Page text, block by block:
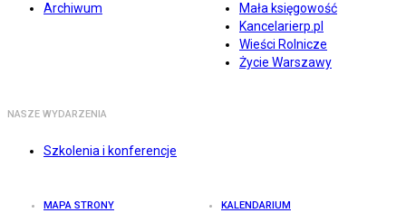
Archiwum
Mała księgowość
Kancelarierp.pl
Wieści Rolnicze
Życie Warszawy
NASZE WYDARZENIA
Szkolenia i konferencje
MAPA STRONY KALENDARIUM